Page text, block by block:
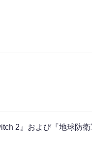
2』および『地球防